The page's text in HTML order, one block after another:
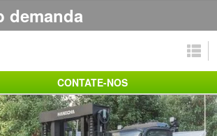
demanda
CONTATE-NOS